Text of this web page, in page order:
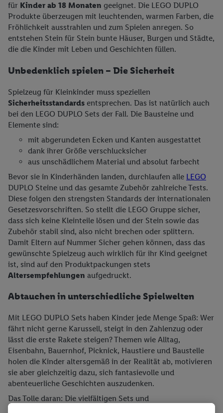
für Kinder ab 18 Monaten geeignet. Die LEGO DUPLO
Produkte überzeugen mit leuchtenden, warmen Farben, die
Fröhlichkeit ausstrahlen und zum Spielen anregen. So
entstehen Stein für Stein bunte Häuser, Burgen und Städte,
die die Kinder mit Leben und Geschichten füllen.
Unbedenklich spielen – Die Sicherheit
Spielzeug für Kleinkinder muss speziellen
Sicherheitsstandards entsprechen. Das ist natürlich auch
bei den LEGO DUPLO Sets der Fall. Die Bausteine und
Elemente sind:
mit abgerundeten Ecken und Kanten ausgestattet
dank ihrer Größe verschlucksicher
aus unschädlichem Material und absolut farbecht
Bevor sie in Kinderhänden landen, durchlaufen alle LEGO
DUPLO Steine und das gesamte Zubehör zahlreiche Tests.
Diese folgen den strengsten Standards der internationalen
Gesetzesvorschriften. So stellt die LEGO Gruppe sicher,
dass sich keine Kleinteile lösen und der Stein sowie das
Zubehör stabil sind, also nicht brechen oder splittern.
Damit Eltern auf Nummer Sicher gehen können, dass das
gewünschte Spielzeug auch wirklich für ihr Kind geeignet
ist, sind auf den Produktpackungen stets
Altersempfehlungen aufgedruckt.
Abtauchen in unterschiedliche Spielwelten
Mit LEGO DUPLO Sets haben Kinder jede Menge Spaß: Wer
fährt nicht gerne Karussell, steigt in den Zahlenzug oder
lässt die erste Rakete steigen? Themen wie Alltag,
Eisenbahn, Bauernhof, Picknick, Haustiere und Baustelle
holen die Kinder altersgemäß in der Realität ab, motivieren
sie aber gleichzeitig dazu, sich fantasievolle und
abenteuerliche Geschichten auszudenken.
Das Tolle daran: Die vielfältigen Sets und
abwechslungsreichen Themenwelten sind beliebig